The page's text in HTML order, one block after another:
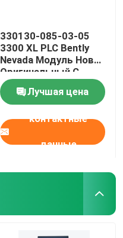
330130-085-03-05
3300 XL PLC Bently
Nevada Модуль Новый
Оригинальный С
Запечатанным
Лучшая цена
контактные
данные